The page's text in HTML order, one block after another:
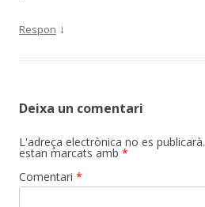
Respon ↓
Deixa un comentari
L'adreça electrònica no es publicarà.
estan marcats amb *
Comentari *